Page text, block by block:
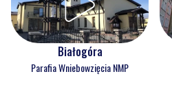
Białogóra
Parafia Wniebowzięcia NMP